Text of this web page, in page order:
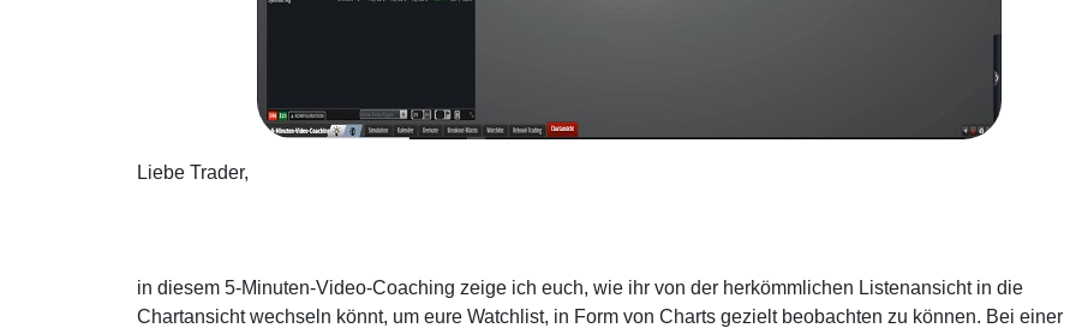
Liebe Trader,
in diesem 5-Minuten-Video-Coaching zeige ich euch, wie ihr von der herkömmlichen Listenansicht in die
Chartansicht wechseln könnt, um eure Watchlist, in Form von Charts gezielt beobachten zu können. Bei einer